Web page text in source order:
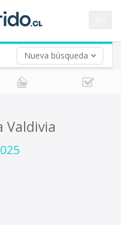
Nueva búsqueda
Valdivia